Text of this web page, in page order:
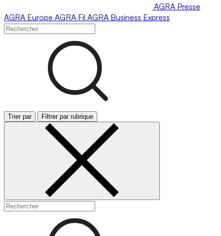
AGRA Presse
AGRA Europe AGRA Fil AGRA Business Express
Trier par Filtrer par rubrique